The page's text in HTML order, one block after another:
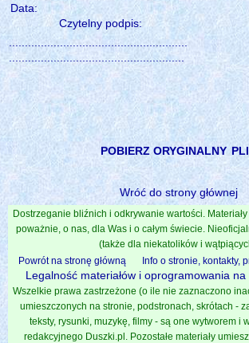
Data:
Czytelny podpis:
........................................................
.......................................................
POBIERZ ORYGINALNY
Wróć do strony głównej
Dostrzeganie bliźnich i odkrywanie wartości.
poważnie, o nas, dla Was i o całym świecie.
(także dla niekatolików i
Powrót na stronę główną
Info o stronie, kontakty,
Legalność materiałów i oprogramowania
Wszelkie prawa zastrzeżone (o ile nie zaznaczono
umieszczonych na stronie, podstronach, skrótach -
teksty, rysunki, muzykę, filmy - są one wytworem i
redakcyjnego Duszki.pl. Pozostałe materiały